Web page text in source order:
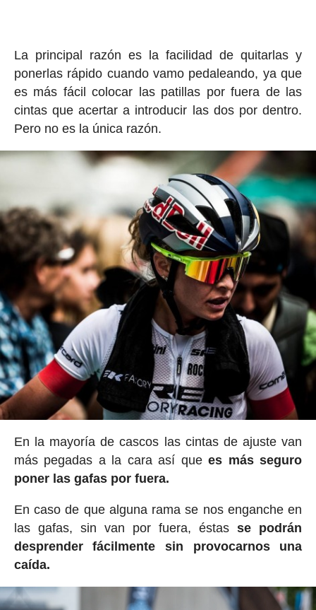
La principal razón es la facilidad de quitarlas y
ponerlas rápido cuando vamo pedaleando, ya que
es más fácil colocar las patillas por fuera de las
cintas que acertar a introducir las dos por dentro.
Pero no es la única razón.
En la mayoría de cascos las cintas de ajuste van
más pegadas a la cara así quees más seguro
poner las gafas por fuera.
En caso de que alguna rama se nos enganche en
las gafas, sin van por fuera, éstasse podrán
desprender fácilmente sin provocarnos una
caída.